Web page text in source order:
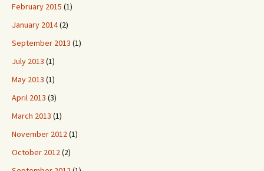
February 2015 (1)
January 2014(2)
September 2013 (1)
July 2013 (1)
May 2013 (1)
April 2013 (3)
March 2013 (1)
November 2012(1)
October 2012(2)